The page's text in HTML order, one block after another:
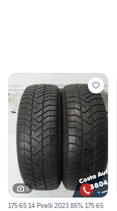
5
175 65 14 Pirelli 2023 85% 175 65